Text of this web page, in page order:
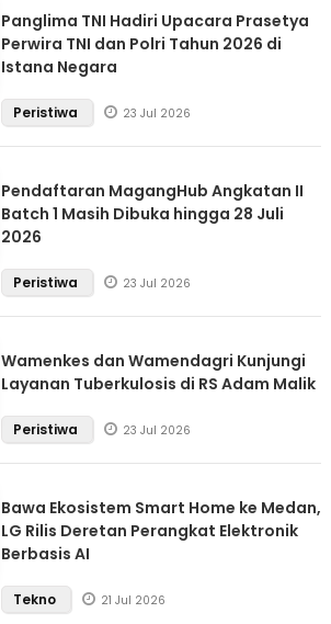
Panglima TNI Hadiri Upacara Prasetya
Perwira TNI dan Polri Tahun 2026 di
Istana Negara
Peristiwa 23 Jul 2026
Pendaftaran MagangHub Angkatan II
Batch 1 Masih Dibuka hingga 28 Juli
2026
Peristiwa 23 Jul 2026
Wamenkes dan Wamendagri Kunjungi
Layanan Tuberkulosis di RS Adam Malik
Peristiwa 23 Jul 2026
Bawa Ekosistem Smart Home ke Medan,
LG Rilis Deretan Perangkat Elektronik
Berbasis AI
Tekno 21 Jul 2026